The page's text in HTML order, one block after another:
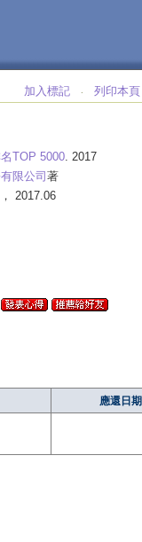
加入標記 ‧
列印本頁
TOP 5000. 2017
限公司著
， 2017.06
應還日期